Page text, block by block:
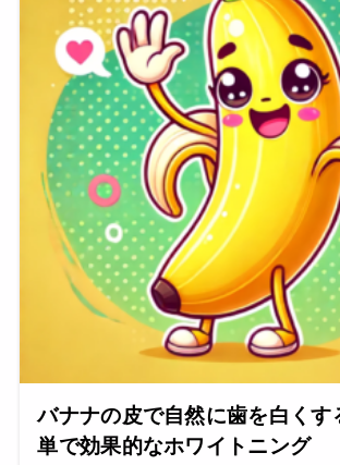
バナナの皮で自然に歯を白くす
単で効果的なホワイトニング